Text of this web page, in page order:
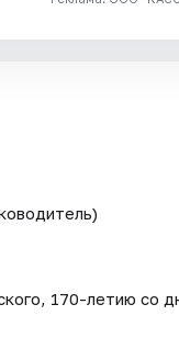
170-летию со